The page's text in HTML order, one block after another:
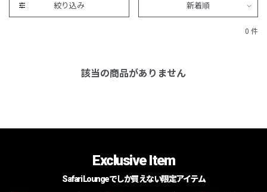
絞り込み 新着順
0 件
該当の商品がありません
Exclusive Item
Safari Loungeでしか買えない限定アイテム